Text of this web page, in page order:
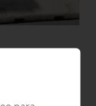
con